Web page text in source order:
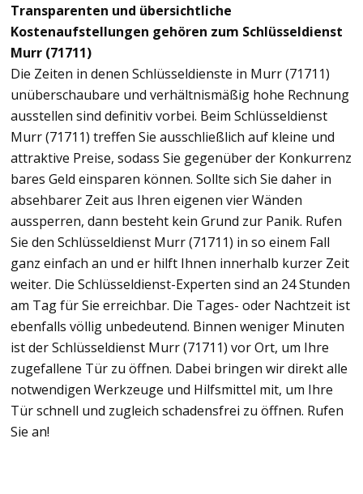
Transparenten und übersichtliche
Kostenaufstellungen gehören zum Schlüsseldienst
Murr (71711)
Die Zeiten in denen Schlüsseldienste in Murr (71711)
unüberschaubare und verhältnismäßig hohe Rechnung
ausstellen sind definitiv vorbei. Beim Schlüsseldienst
Murr (71711) treffen Sie ausschließlich auf kleine und
attraktive Preise, sodass Sie gegenüber der Konkurrenz
bares Geld einsparen können. Sollte sich Sie daher in
absehbarer Zeit aus Ihren eigenen vier Wänden
aussperren, dann besteht kein Grund zur Panik. Rufen
Sie den Schlüsseldienst Murr (71711) in so einem Fall
ganz einfach an und er hilft Ihnen innerhalb kurzer Zeit
weiter. Die Schlüsseldienst-Experten sind an 24 Stunden
am Tag für Sie erreichbar. Die Tages- oder Nachtzeit ist
ebenfalls völlig unbedeutend. Binnen weniger Minuten
ist der Schlüsseldienst Murr (71711) vor Ort, um Ihre
zugefallene Tür zu öffnen. Dabei bringen wir direkt alle
notwendigen Werkzeuge und Hilfsmittel mit, um Ihre
Tür schnell und zugleich schadensfrei zu öffnen. Rufen
Sie an!